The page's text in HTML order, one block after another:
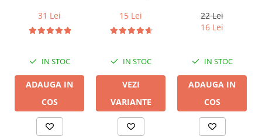
DB 16/2,
conductor cupru
LGC
31 Lei
IN STOC
ADAUGA IN
COS
15 Lei
IN STOC
VEZI
VARIANTE
22 Lei
16 Lei
IN STOC
ADAUGA IN
COS